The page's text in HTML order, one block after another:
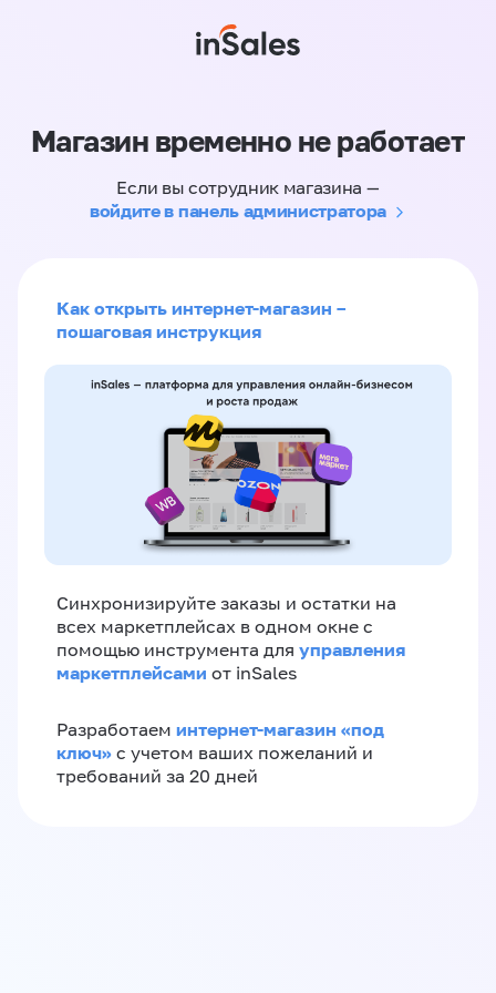
Магазин временно не работает
Если вы сотрудник магазина —
войдите в панель администратора
Как открыть интернет-магазин –
пошаговая инструкция
Синхронизируйте заказы и остатки на
всех маркетплейсах в одном окне с
помощью инструмента для управления
маркетплейсами от inSales
Разработаем интернет-магазин «‎под
ключ»‎ с учетом ваших пожеланий и
требований за 20 дней